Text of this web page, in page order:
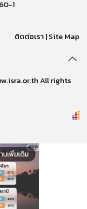
1
ติดต่อเรา |Site Map
All rights
นเพิ่มเติม